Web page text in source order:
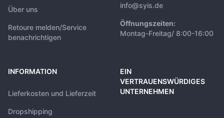
Über uns
Retoure melden/Service
benachrichtigen
info@syis.de
Öffnungszeiten:
Montag-Freitag/ 8:00-16:00
INFORMATION
Lieferkosten und Lieferzeit
Dropshipping
EIN
VERTRAUENSWÜRDIGES
UNTERNEHMEN